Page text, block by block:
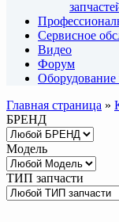
Сервисное
Видео
Форум
Оборудование
Главная страница »
БРЕНД
Модель
ТИП запчасти